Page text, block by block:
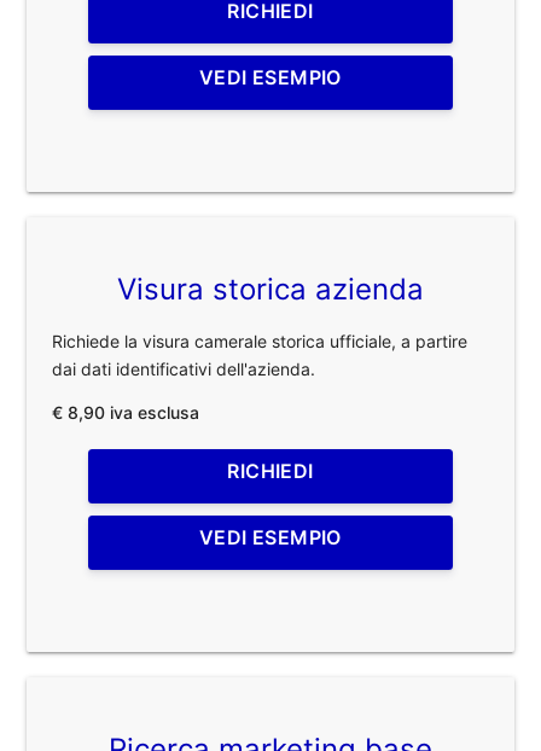
RICHIEDI
VEDI ESEMPIO
Visura storica azienda
Richiede la visura camerale storica ufficiale, a partire
dai dati identificativi dell'azienda.
€ 8,90 iva esclusa
RICHIEDI
VEDI ESEMPIO